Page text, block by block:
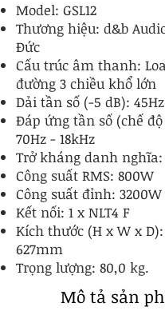
Model: GSL12
Thương hiệu: d&b
Đức
Cấu trúc âm thanh:
đường 3 chiều khổ lớn
Dải tần số (-5 dB):
Đáp ứng tần số (chế độ
70Hz - 18kHz
Trở kháng danh
Công suất RMS: 800W
Công suất đỉnh: 3200W
Kết nối: 1 x NLT4 F
Kích thước (H x W x D):
627mm
Trọng lượng: 80,0 kg.
Mô tả sản